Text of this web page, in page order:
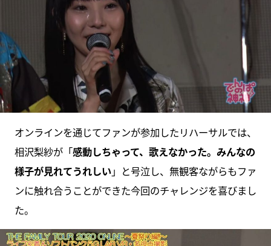
オンラインを通じてファンが参加したリハーサルでは、
相沢梨紗が「感動しちゃって、歌えなかった。みんなの
様子が見れてうれしい」と号泣し、無観客ながらもファ
ンに触れ合うことができた今回のチャレンジを喜びまし
た。